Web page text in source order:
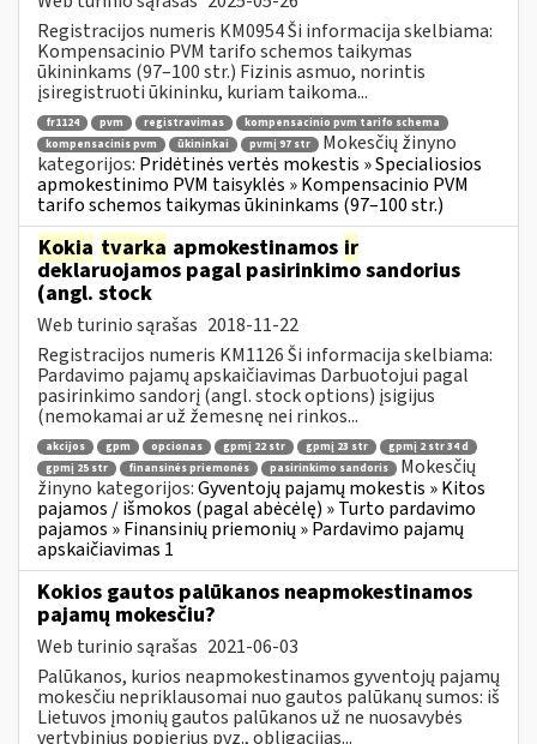
Registracijos numeris KM0954 Ši informacija skelbiama:
Kompensacinio PVM tarifo schemos taikymas
ūkininkams (97–100 str.) Fizinis asmuo, norintis
įsiregistruoti ūkininku, kuriam taikoma...
fr1124 pvm registravimas
kompensacinio pvm tarifo schema
kompensacinis pvm
ūkininkai pvmį 97 str
Mokesčių žinyno
kategorijos: Pridėtinės vertės mokestis » Specialiosios
apmokestinimo PVM taisyklės » Kompensacinio PVM
tarifo schemos taikymas ūkininkams (97–100 str.)
Kokia tvarka apmokestinamos ir
deklaruojamos pagal pasirinkimo sandorius
(angl. stock
Web turinio sąrašas 2018-11-22
Registracijos numeris KM1126 Ši informacija skelbiama:
Pardavimo pajamų apskaičiavimas Darbuotojui pagal
pasirinkimo sandorį (angl. stock options) įsigijus
(nemokamai ar už žemesnę nei rinkos...
akcijos gpm opcionas gpmį 22 str gpmį 23 str
gpmį 2 str 34 d
gpmį 25 str
finansinės priemonės pasirinkimo sandoris
Mokesčių
žinyno kategorijos:Gyventojų pajamų mokestis » Kitos
pajamos / išmokos (pagal abėcėlę) » Turto pardavimo
pajamos » Finansinių priemonių » Pardavimo pajamų
apskaičiavimas 1
Kokios gautos palūkanos neapmokestinamos
pajamų mokesčiu?
Web turinio sąrašas 2021-06-03
Palūkanos, kurios neapmokestinamos gyventojų pajamų
mokesčiu nepriklausomai nuo gautos palūkanų sumos: iš
Lietuvos įmonių gautos palūkanos už ne nuosavybės
vertybinius popierius pvz., obligacijas...